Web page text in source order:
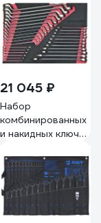
GED2818
21 045 ₽
Набор
комбинированных
и накидных ключей
ложементе EVA
29 предметов,
габариты
460x335,
2965905927